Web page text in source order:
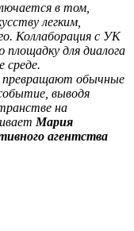
в том,
легким,
Коллаборация с УК
для диалога
среде.
обычные
выводя
на
Мария
агентства